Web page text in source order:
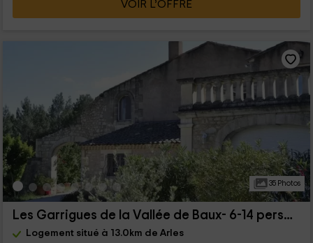
VOIR L’OFFRE
35 Photos
Les Garrigues de la Vallée de Baux- 6-14 personnes
Logement situé à 13.0km de Arles